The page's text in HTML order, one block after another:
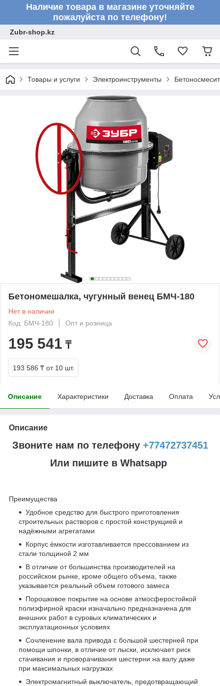
Наличие товара в магазине уточняйте
пожалуйста по телефону!
Zubr-shop.kz
Товары и услуги Электроинструменты
Бетономешалка, чугунный венец БМЧ-180
Нет в наличии
Код: БМЧ-180
Опт и розница
195 541 ₸
193 586 ₸ от 10 шт.
Описание Характеристики Доставка Оплата
Описание
Звоните нам по телефону +77472737451
Или пишите в Whatsapp
Преимущества
Удобное средство для быстрого приготовления
строительных растворов с простой конструкцией и
надёжными агрегатами
Корпус ёмкости изготавливается прессованием из
стали толщиной 2 мм
В отличие от большинства производителей на
российском рынке, кроме общего объема, также
указывается реальный объем готового замеса
Порошковое покрытие на основе атмосферостойкой
полиэфирной краски изначально предназначена для
внешних работ в суровых климатических и
эксплуатационных условиях
Сочленение вала привода с большой шестерней при
помощи шпонки, в отличие от лыски, исключает риск
стачивания и проворачивания шестерни на валу даже
при максимальных нагрузках
Электромагнитный выключатель, предотвращающий